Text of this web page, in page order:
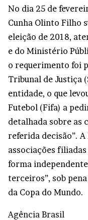
No dia 25 de
Cunha Olinto Filho
eleição de 2018,
e do Ministério
o requerimento foi
Tribunal de Justiça
entidade, o que
Futebol (Fifa) a
detalhada sobre as
referida decisão”. A
associações
forma
terceiros”, sob
da Copa do Mundo.
Agência Brasil